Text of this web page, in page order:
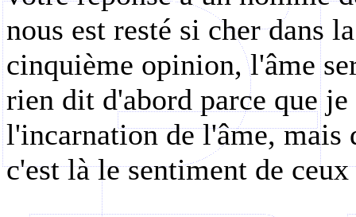
nous est resté si cher dans
cinquième opinion, l'âme
rien dit d'abord parce que
l'incarnation de l'âme, mais
c'est là le sentiment de